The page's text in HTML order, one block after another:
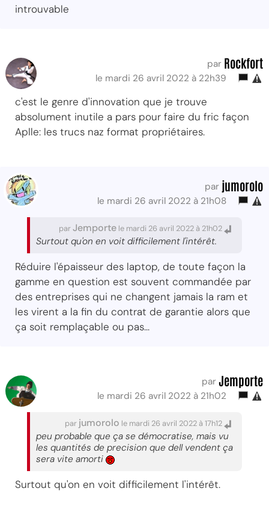
introuvable
par Rockfort
le mardi 26 avril 2022 à 22h39
c'est le genre d'innovation que je trouve
absolument inutile a pars pour faire du fric façon
Aplle: les trucs naz format propriétaires.
par jumorolo
le mardi 26 avril 2022 à 21h08
parJemporte le mardi 26 avril 2022 à 21h02
Surtout qu'on en voit difficilement l'intérêt.
Réduire l'épaisseur des laptop, de toute façon la
gamme en question est souvent commandée par
des entreprises qui ne changent jamais la ram et
les virent a la fin du contrat de garantie alors que
ça soit remplaçable ou pas...
par Jemporte
le mardi 26 avril 2022 à 21h02
par jumorolo le mardi 26 avril 2022 à 17h12
peu probable que ça se démocratise, mais vu
les quantités de precision que dell vendent ça
sera vite amorti
Surtout qu'on en voit difficilement l'intérêt.